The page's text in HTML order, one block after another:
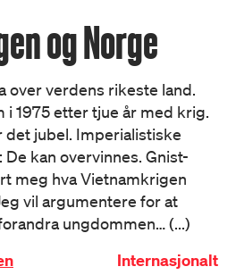
og Norge
over verdens rikeste land.
i 1975 etter tjue år med krig.
det jubel. Imperialistiske
kan overvinnes. Gnist-
meg hva Vietnamkrigen
vil argumentere for at
ungdommen… (...)
Internasjonalt